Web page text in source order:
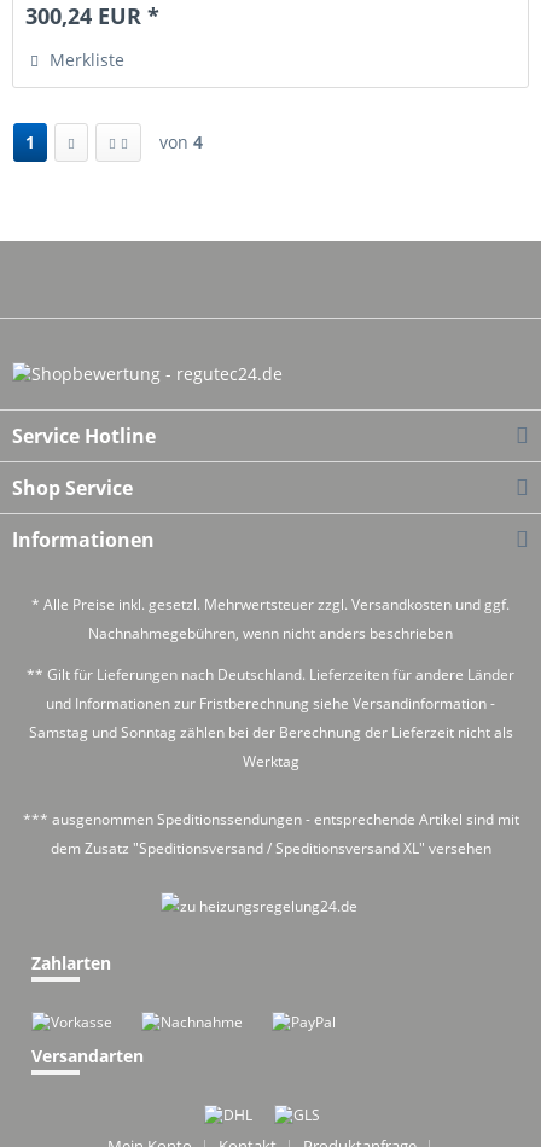
300,24 EUR *
Merkliste
1 von 4
Service Hotline
Shop Service
Informationen
* Alle Preise inkl. gesetzl. Mehrwertsteuer zzgl. Versandkosten und ggf.
Nachnahmegebühren, wenn nicht anders beschrieben
** Gilt für Lieferungen nach Deutschland. Lieferzeiten für andere Länder
und Informationen zur Fristberechnung siehe Versandinformation-
Samstag und Sonntag zählen bei der Berechnung der Lieferzeit nicht als
Werktag
*** ausgenommen Speditionssendungen - entsprechende Artikel sind mit
dem Zusatz "Speditionsversand / Speditionsversand XL" versehen
Zahlarten
Versandarten